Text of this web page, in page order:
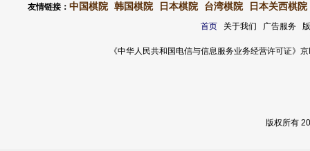
友情链接： 中国棋院 韩国棋院 日本棋院 台湾棋院 日本关西棋院
首页关于我们 广告服务
《中华人民共和国电信与信息服务业务经营许可证
版权所有